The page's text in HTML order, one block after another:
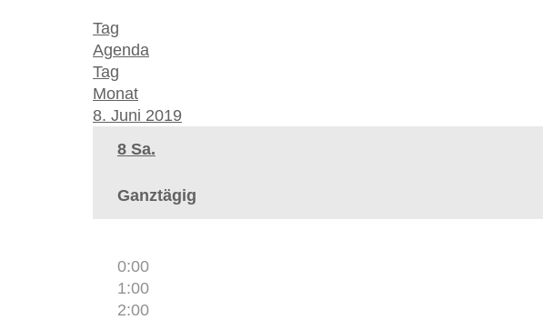
Tag
Agenda
Tag
Monat
8. Juni 2019
8 Sa.
Ganztägig
0:00
1:00
2:00